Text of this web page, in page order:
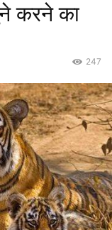
करने का
247